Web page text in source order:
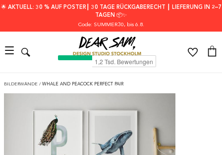
🌟 AKTUELL: 30 % AUF POSTER┃ 30 TAGE RÜCKGABERECHT ┃ LIEFERUNG IN 2–7
TAGEN 📦✨
Code: SUMMER30, bis 6.8.
BILDERWÄNDE / WHALE AND PEACOCK PERFECT PAIR